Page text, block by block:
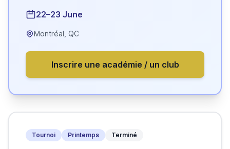
22–23 June
Montréal, QC
Inscrire une académie / un club
Tournoi Printemps Terminé